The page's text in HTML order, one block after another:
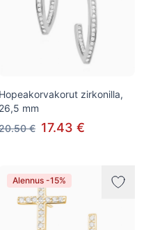
Hopeakorvakorut zirkonilla,
26,5 mm
€ 17.43 €
Alennus -15%